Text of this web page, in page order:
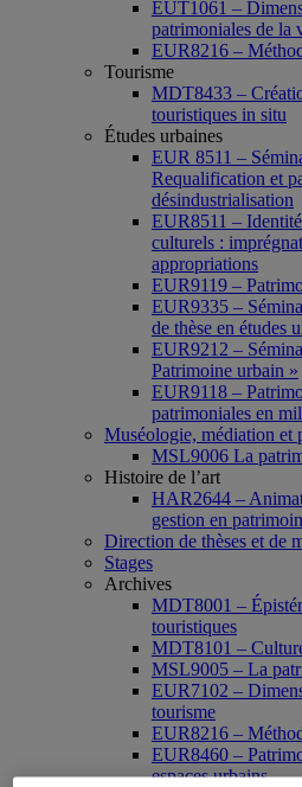
EUT1061 –
patrimoniales de la
EUR8216 –
Tourisme
MDT8433 –
touristiques in situ
Études urbaines
EUR 8511 –
Requalification et
désindustrialisation
EUR8511 –
culturels :
appropriations
EUR9119 –
EUR9335 –
de thèse en études
EUR9212 –
Patrimoine urbain »
EUR9118 –
patrimoniales en
Muséologie, médiation et
MSL9006 La
Histoire de l’art
HAR2644 –
gestion en
Direction de thèses et de
Stages
Archives
MDT8001 –
touristiques
MDT8101 –
MSL9005 – La
EUR7102 –
tourisme
EUR8216 –
EUR8460 –
espaces urbains